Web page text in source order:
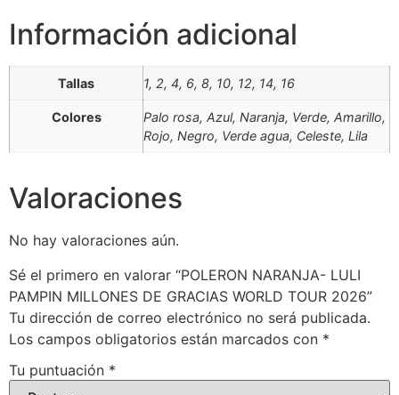
Información adicional
Tallas 1, 2, 4, 6, 8, 10, 12, 14, 16
Colores
Palo rosa, Azul, Naranja, Verde, Amarillo,
Rojo, Negro, Verde agua, Celeste, Lila
Valoraciones
No hay valoraciones aún.
Sé el primero en valorar “POLERON NARANJA- LULI
PAMPIN MILLONES DE GRACIAS WORLD TOUR 2026”
Tu dirección de correo electrónico no será publicada.
Los campos obligatorios están marcados con *
Tu puntuación *